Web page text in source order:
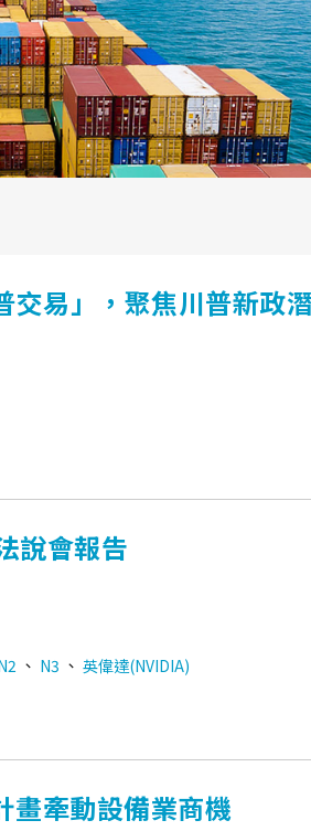
交易」，聚焦川普新政
說會報告
、 N3 、 英偉達(NVIDIA)
畫牽動設備業商機